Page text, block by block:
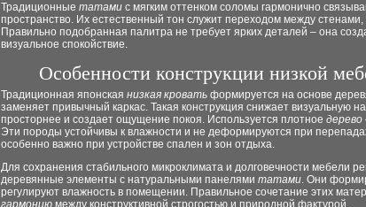
Традиционные татами с мягким оттенком соломы гармонично
пространство. Их естественный тон служит переходом между
Правильно подобранная палитра не требует ярких деталей – она
визуальное спокойствие.
Особенности конструкции низкой
Традиционная японская низкая кровать формируется на основе
заменяет привычный каркас. Такая конструкция снижает визуальную
просторнее и создает ощущение покоя. Используется плотное дерево
Эти породы устойчивы к влажности и не деформируются при
особенно важно при устройстве спален и зон отдыха.
Для сохранения стабильного микроклимата и долговечности мебели
деревянные элементы с натуральными панелями татами. Они
регулируют влажность в помещении. Правильное сочетание этих
гармонию между конструктивной строгостью и природной фактурой.